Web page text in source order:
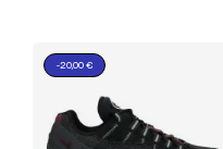
-20,00 €